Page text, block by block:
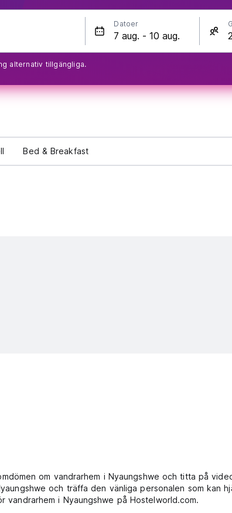
Datoer
alternativ tillgängliga.
Bed & Breakfast
om vandrarhem i Nyaungshwe och titta på
och träffa den vänliga personalen som kan
i Nyaungshwe på Hostelworld.com.